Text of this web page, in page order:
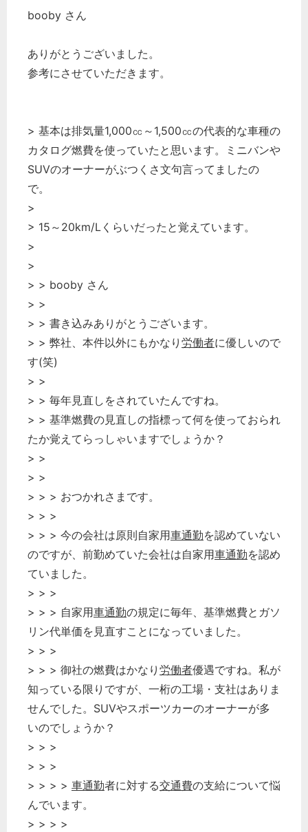
booby さん
ありがとうございました。
参考にさせていただきます。
> 基本は排気量1,000㏄～1,500㏄の代表的な車種の
カタログ燃費を使っていたと思います。ミニバンや
SUVのオーナーがぶつくさ文句言ってましたの
で。
>
> 15～20km/Lくらいだったと覚えています。
>
>
> > booby さん
> >
> > 書き込みありがとうございます。
> > 弊社、本件以外にもかなり 労働者に優しいので
す(笑)
> >
> > 毎年見直しをされていたんですね。
> > 基準燃費の見直しの指標って何を使っておられ
たか覚えてらっしゃいますでしょうか？
> >
> >
> > > おつかれさまです。
> > >
> > > 今の会社は原則自家用車通勤を認めていない
のですが、前勤めていた会社は自家用車通勤を認め
ていました。
> > >
> > > 自家用車通勤の規定に毎年、基準燃費とガソ
リン代単価を見直すことになっていました。
> > >
> > > 御社の燃費はかなり 労働者優遇ですね。私が
知っている限りですが、一桁の工場・支社はありま
せんでした。SUVやスポーツカーのオーナーが多
いのでしょうか？
> > >
> > >
> > > > 車通勤者に対する交通費の支給について悩
んでいます。
> > > >
秘書のノウハウ